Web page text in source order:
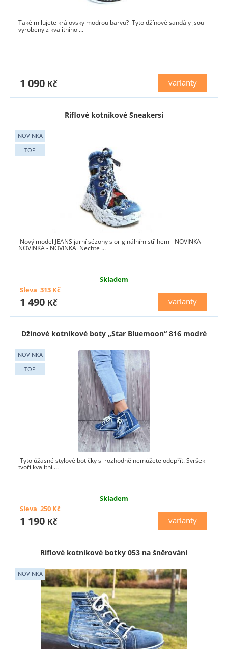
Také milujete královsky modrou barvu? Tyto džínové sandály jsou
vyrobeny z kvalitního ...
varianty
1 090 Kč
Riflové kotníkové Sneakersi
Nový model JEANS jarní sézony s originálním střihem - NOVINKA -
NOVINKA - NOVINKA Nechte ...
Skladem
varianty
1 490 Kč
Sleva 313 Kč
Džínové kotníkové boty „Star Bluemoon“ 816 modré
Tyto úžasné stylové botičky si rozhodně nemůžete odepřít. Svršek
tvoří kvalitní ...
Skladem
varianty
1 190 Kč
Sleva 250 Kč
Riflové kotníkové botky 053 na šněrování